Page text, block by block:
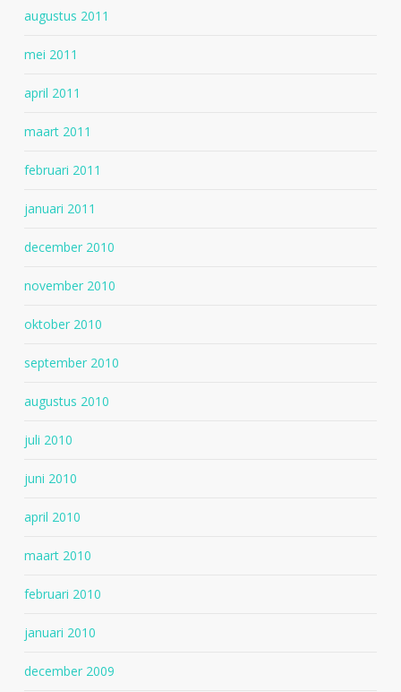
augustus 2011
mei 2011
april 2011
maart 2011
februari 2011
januari 2011
december 2010
november 2010
oktober 2010
september 2010
augustus 2010
juli 2010
juni 2010
april 2010
maart 2010
februari 2010
januari 2010
december 2009